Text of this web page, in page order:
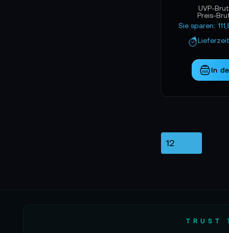
UVP-
Preis-
Sie sparen:
In
TRUST